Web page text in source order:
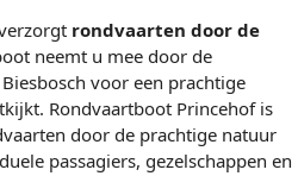
rondvaarten door de
neemt u mee door de
voor een prachtige
Rondvaartboot Princehof is
door de prachtige natuur
passagiers, gezelschappen en